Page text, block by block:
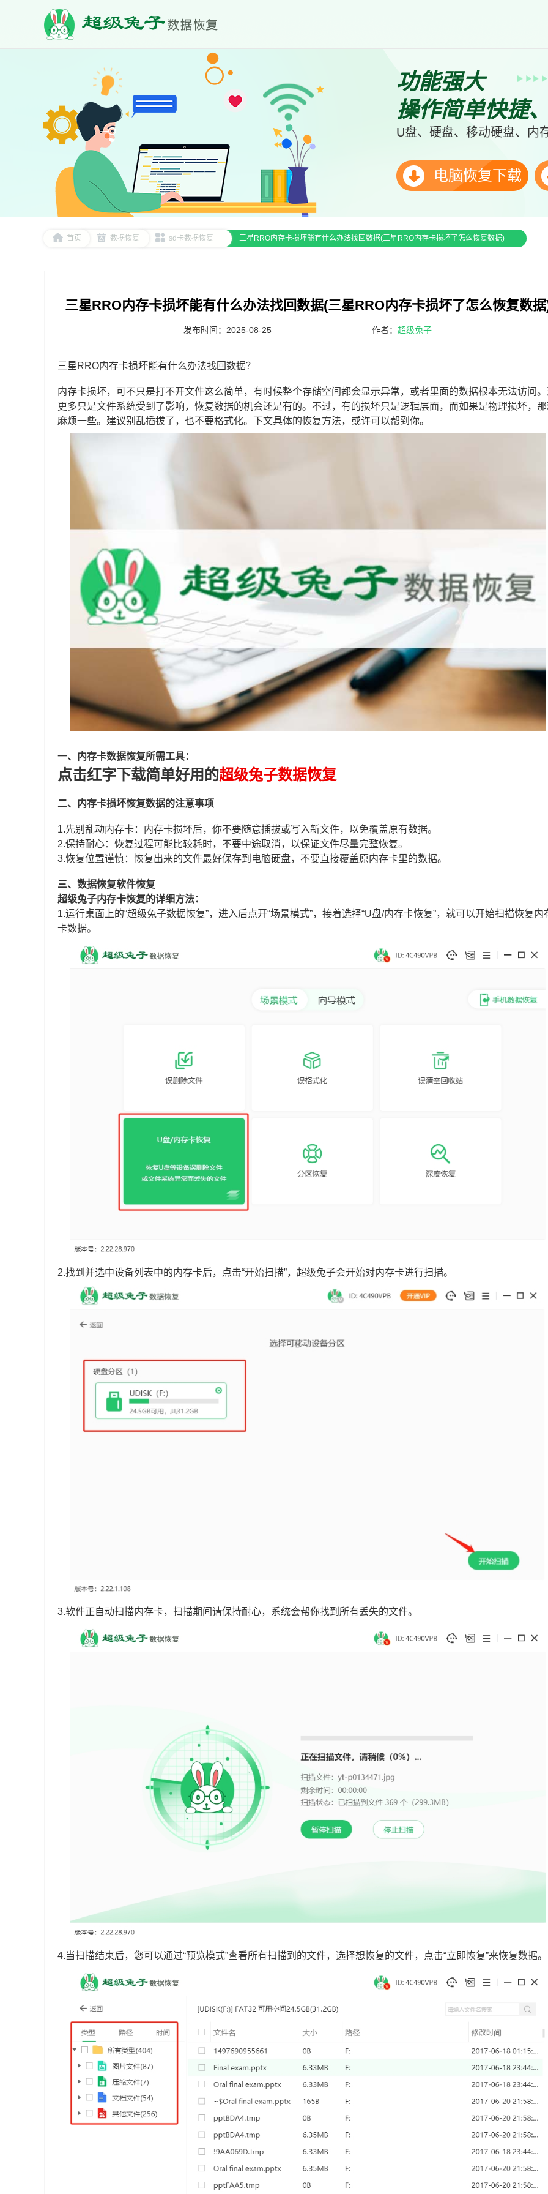
功能强大
操作简单快捷
U盘、硬盘、移动硬盘、内
电脑恢复下载
首页 数据恢复 sd卡数据恢复 三星RRO内存卡损坏能有什么办法找回数据(三星RRO内存卡损坏了怎么恢复数据)
三星RRO内存卡损坏能有什么办法找回数据(三星RRO内存卡损坏了怎么恢复数
发布时间：2025-08-25 作者： 超级兔子
三星RRO内存卡损坏能有什么办法找回数据？
内存卡损坏，可不只是打不开文件这么简单，有时候整个存储空间都会显示异常，或者里面的数据根本无法访问
更多只是文件系统受到了影响，恢复数据的机会还是有的。不过，有的损坏只是逻辑层面，而如果是物理损坏，
麻烦一些。建议别乱插拔了，也不要格式化。下文具体的恢复方法，或许可以帮到你。
一、内存卡数据恢复所需工具：
点击红字下载简单好用的超级兔子数据恢复
二、内存卡损坏恢复数据的注意事项
1.先别乱动内存卡：内存卡损坏后，你不要随意插拔或写入新文件，以免覆盖原有数据。
2.保持耐心：恢复过程可能比较耗时，不要中途取消，以保证文件尽量完整恢复。
3.恢复位置谨慎：恢复出来的文件最好保存到电脑硬盘，不要直接覆盖原内存卡里的数据。
三、数据恢复软件恢复
超级兔子内存卡恢复的详细方法：
1.运行桌面上的“超级兔子数据恢复”，进入后点开“场景模式”，接着选择“U盘/内存卡恢复”，就可以开始扫描恢复内
卡数据。
2.找到并选中设备列表中的内存卡后，点击“开始扫描”，超级兔子会开始对内存卡进行扫描。
3.软件正自动扫描内存卡，扫描期间请保持耐心，系统会帮你找到所有丢失的文件。
4.当扫描结束后，您可以通过“预览模式”查看所有扫描到的文件，选择想恢复的文件，点击“立即恢复”来恢复数据。